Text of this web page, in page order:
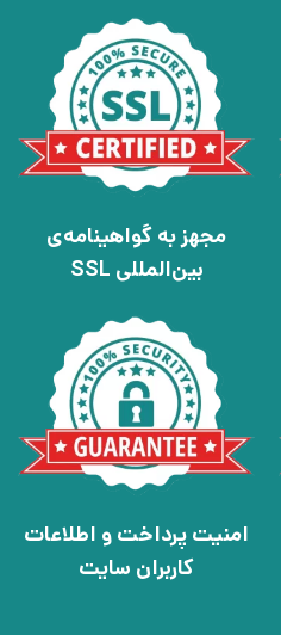
مجهز به گواهینامه‌ی
بین‌المللی SSL
امنیت پرداخت و اطلاعات
کاربران سایت